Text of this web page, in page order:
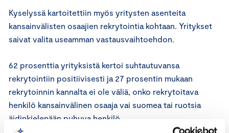
Kyselyssä kartoitettiin myös yritysten asenteita
kansainvälisten osaajien rekrytointia kohtaan. Yritykset
saivat valita useamman vastausvaihtoehdon.
62 prosenttia yrityksistä kertoi suhtautuvansa
rekrytointiin positiivisesti ja 27 prosentin mukaan
rekrytoinnin kannalta ei ole väliä, onko rekrytoitava
henkilö kansainvälinen osaaja vai suomea tai ruotsia
äidinkielenään puhuva henkilö.